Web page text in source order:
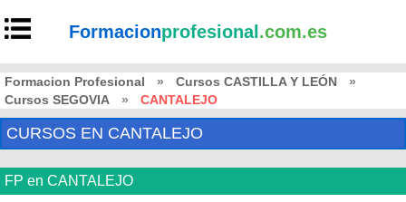
Formacionprofesional .com.es
Formacion Profesional » Cursos CASTILLA Y LEÓN
»
Cursos SEGOVIA
» CANTALEJO
CURSOS EN CANTALEJO
FP en CANTALEJO